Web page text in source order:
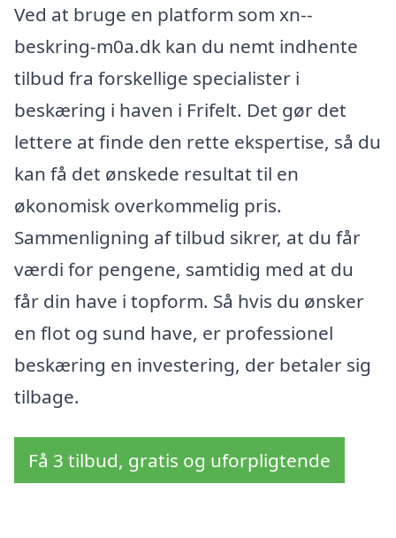
Ved at bruge en platform som xn--
beskring-m0a.dk kan du nemt indhente
tilbud fra forskellige specialister i
beskæring i haven i Frifelt. Det gør det
lettere at finde den rette ekspertise, så du
kan få det ønskede resultat til en
økonomisk overkommelig pris.
Sammenligning af tilbud sikrer, at du får
værdi for pengene, samtidig med at du
får din have i topform. Så hvis du ønsker
en flot og sund have, er professionel
beskæring en investering, der betaler sig
tilbage.
Få 3 tilbud, gratis og uforpligtende